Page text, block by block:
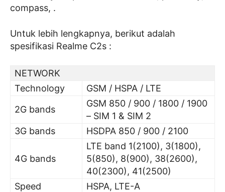
compass, .
Untuk lebih lengkapnya, berikut adalah
spesifikasi Realme C2s :
NETWORK
Technology
GSM / HSPA / LTE
2G bands
GSM 850 / 900 / 1800 / 1900
– SIM 1 & SIM 2
3G bands
HSDPA 850 / 900 / 2100
4G bands
LTE band 1(2100), 3(1800),
5(850), 8(900), 38(2600),
40(2300), 41(2500)
Speed
HSPA, LTE-A